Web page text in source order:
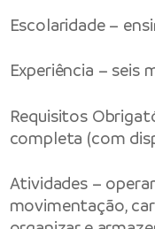
Escolaridade –
Experiência – seis
Requisitos
completa (com
Atividades –
movimentação,